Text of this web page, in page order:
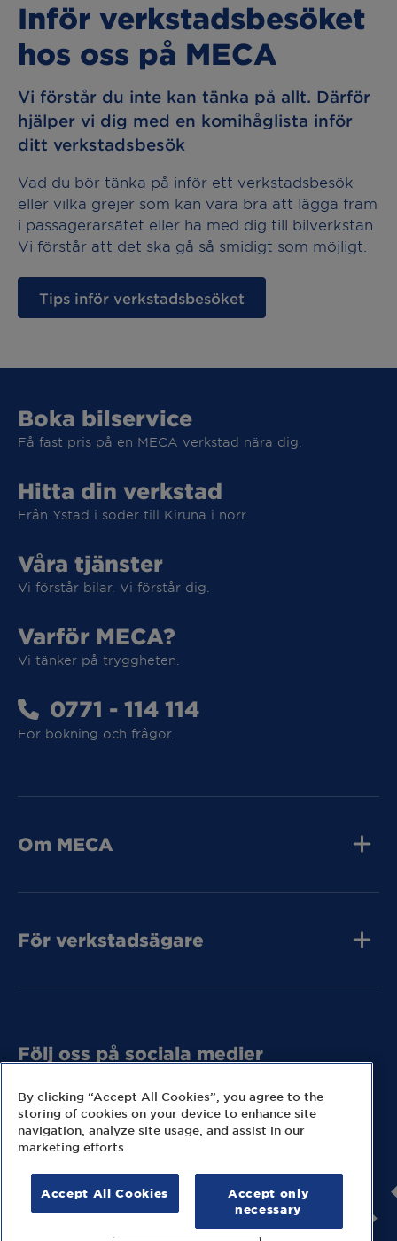
Vi tar hand om din elbil
Inför verkstadsbesöket
hos oss på MECA
Vi förstår du inte kan tänka på allt. Därför
hjälper vi dig med en komihåglista inför
ditt verkstadsbesök
Vad du bör tänka på inför ett verkstadsbesök
eller vilka grejer som kan vara bra att lägga fram
i passagerarsätet eller ha med dig till bilverkstan.
Vi förstår att det ska gå så smidigt som möjligt.
Tips inför verkstadsbesöket
Boka bilservice
Få fast pris på en MECA verkstad nära dig.
Hitta din verkstad
Från Ystad i söder till Kiruna i norr.
Våra tjänster
Vi förstår bilar. Vi förstår dig.
Varför MECA?
Vi tänker på tryggheten.
0771 - 114 114
För bokning och frågor.
Om MECA
För verkstadsägare
Följ oss på sociala medier
© 2026 MECA Sweden AB
By clicking “Accept All Cookies”, you agree to the
storing of cookies on your device to enhance site
navigation, analyze site usage, and assist in our
marketing efforts.
Accept All Cookies
Accept only
necessary